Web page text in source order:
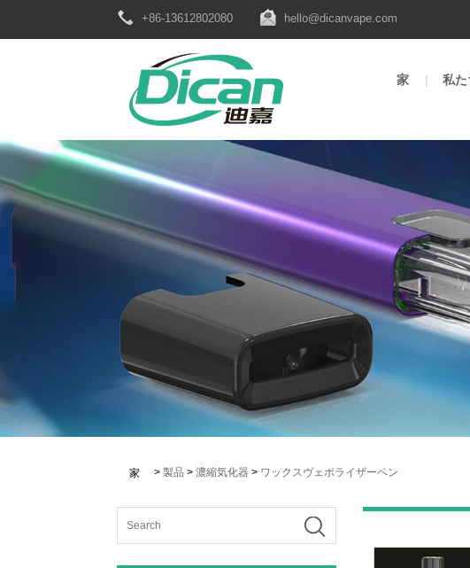
+86-13612802080 hello@dicanvape.com
家 私た
家 > 製品 > 濃縮気化器 > ワックスヴェポライザーペン